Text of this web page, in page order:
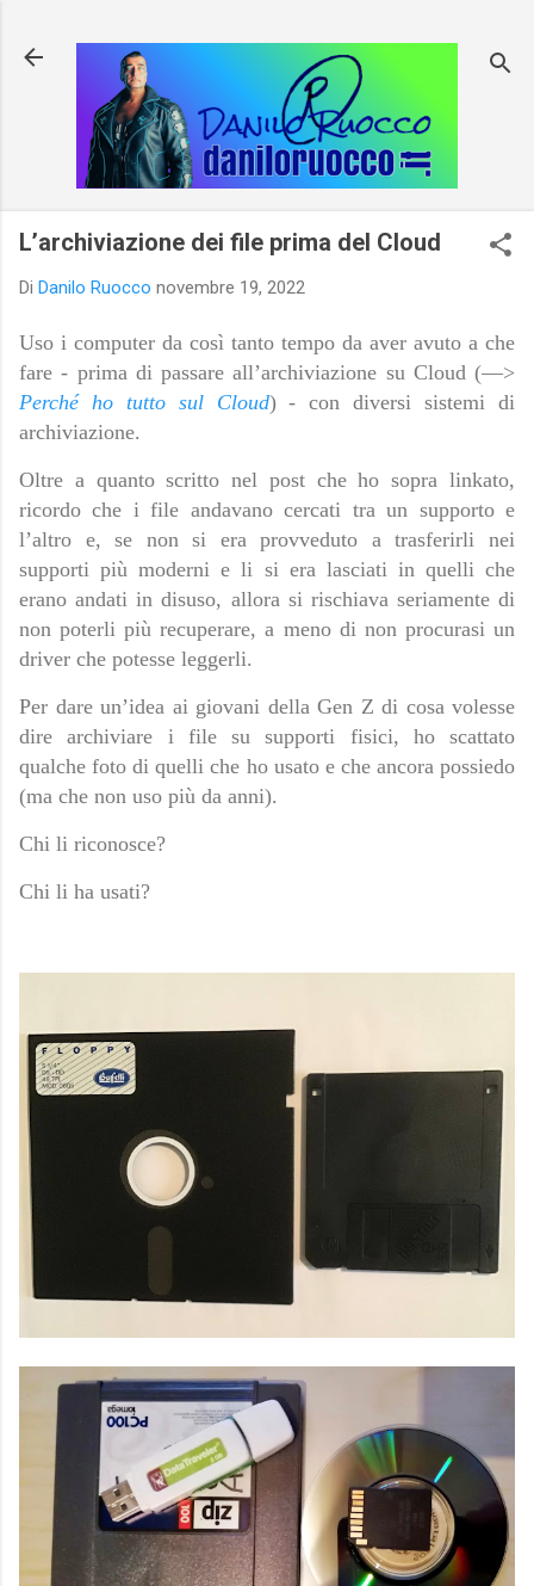
L’archiviazione dei file prima del Cloud
Di Danilo Ruocco novembre 19, 2022
Uso i computer da così tanto tempo da aver avuto a che
fare - prima di passare all’archiviazione su Cloud (—>
Perché ho tutto sul Cloud) - con diversi sistemi di
archiviazione.
Oltre a quanto scritto nel post che ho sopra linkato,
ricordo che i file andavano cercati tra un supporto e
l’altro e, se non si era provveduto a trasferirli nei
supporti più moderni e li si era lasciati in quelli che
erano andati in disuso, allora si rischiava seriamente di
non poterli più recuperare, a meno di non procurasi un
driver che potesse leggerli.
Per dare un’idea ai giovani della Gen Z di cosa volesse
dire archiviare i file su supporti fisici, ho scattato
qualche foto di quelli che ho usato e che ancora possiedo
(ma che non uso più da anni).
Chi li riconosce?
Chi li ha usati?